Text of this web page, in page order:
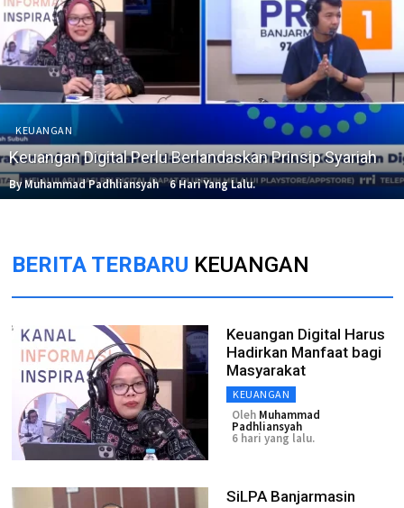
KEUANGAN
Keuangan Digital Perlu Berlandaskan Prinsip Syariah
By Muhammad Padhliansyah 6 Hari Yang Lalu.
BERITA TERBARU KEUANGAN
Keuangan Digital Harus
Hadirkan Manfaat bagi
Masyarakat
KEUANGAN
Oleh Muhammad
Padhliansyah
6 hari yang lalu.
SiLPA Banjarmasin